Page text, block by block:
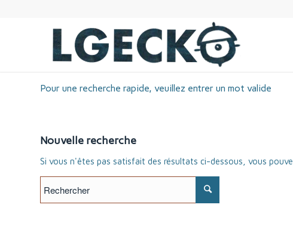
Pour une recherche rapide, veuillez entrer un mot valide
Nouvelle recherche
Si vous n'êtes pas satisfait des résultats ci-dessous, vous